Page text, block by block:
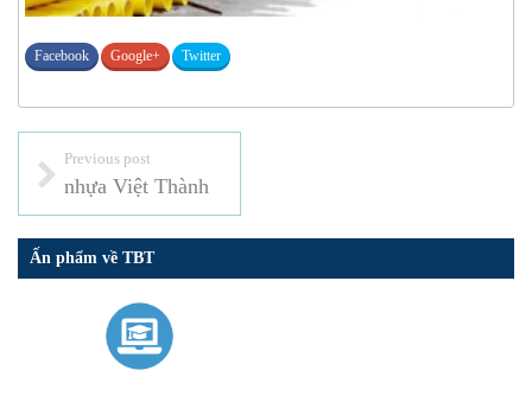
Facebook Google+ Twitter
Previous post
nhựa Việt Thành
Ấn phẩm về TBT